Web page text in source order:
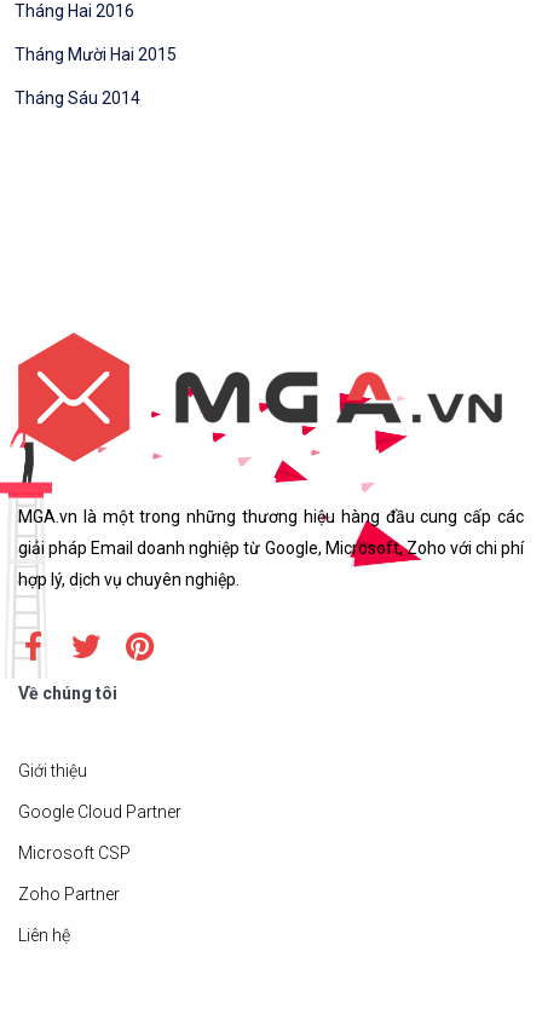
Tháng Hai 2016
Tháng Mười Hai 2015
Tháng Sáu 2014
MGA.vn là một trong những thương hiệu hàng đầu cung cấp các
giải pháp Email doanh nghiệp từ Google, Microsoft, Zoho với chi phí
hợp lý, dịch vụ chuyên nghiệp.
Về chúng tôi
Giới thiệu
Google Cloud Partner
Microsoft CSP
Zoho Partner
Liên hệ